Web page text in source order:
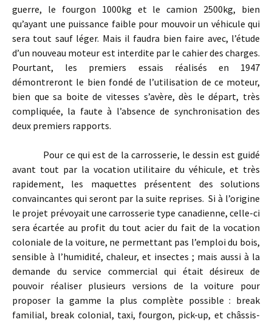
guerre, le fourgon 1000kg et le camion 2500kg, bien
qu’ayant une puissance faible pour mouvoir un véhicule qui
sera tout sauf léger. Mais il faudra bien faire avec, l’étude
d’un nouveau moteur est interdite par le cahier des charges.
Pourtant, les premiers essais réalisés en 1947
démontreront le bien fondé de l’utilisation de ce moteur,
bien que sa boite de vitesses s’avère, dès le départ, très
compliquée, la faute à l’absence de synchronisation des
deux premiers rapports.
Pour ce qui est de la carrosserie, le dessin est guidé
avant tout par la vocation utilitaire du véhicule, et très
rapidement, les maquettes présentent des solutions
convaincantes qui seront par la suite reprises. Si à l’origine
le projet prévoyait une carrosserie type canadienne, celle-ci
sera écartée au profit du tout acier du fait de la vocation
coloniale de la voiture, ne permettant pas l’emploi du bois,
sensible à l’humidité, chaleur, et insectes ; mais aussi à la
demande du service commercial qui était désireux de
pouvoir réaliser plusieurs versions de la voiture pour
proposer la gamme la plus complète possible : break
familial, break colonial, taxi, fourgon, pick-up, et châssis-